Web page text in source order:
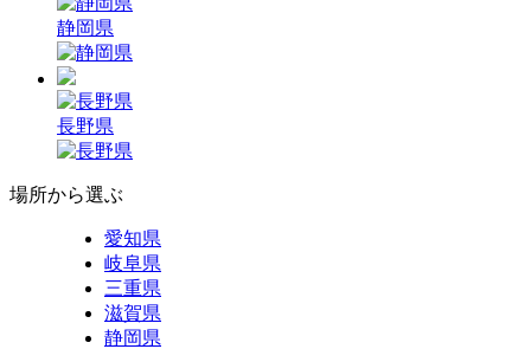
静岡県
長野県
場所から選ぶ
愛知県
岐阜県
三重県
滋賀県
静岡県